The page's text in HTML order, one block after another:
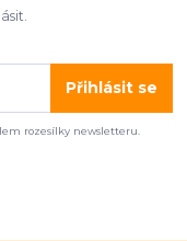
Přihlásit se
rozesílky newsletteru.